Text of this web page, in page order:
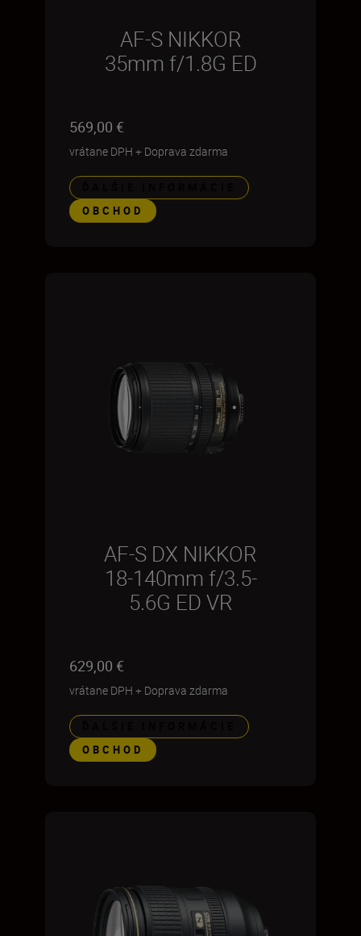
AF-S NIKKOR
35mm f/1.8G ED
569,00 €
vrátane DPH + Doprava zdarma
OBCHOD
AF-S DX NIKKOR
18-140mm f/3.5-
5.6G ED VR
629,00 €
vrátane DPH + Doprava zdarma
OBCHOD